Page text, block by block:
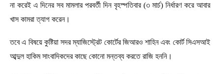
না করেই এ দিনের সব মামলার পরবর্তী দিন বৃহস্পতিবার (৩ মার্চ) নির্ধারণ করে আবার
খাস কামরা ত্যাগ করেন।
তবে এ বিষয়ে কুষ্টিয়া সদর ম্যাজিস্ট্রেট কোর্টের জিআরও শাহিন এবং কোর্ট সিএসআই
আব্দুল হাকিম সাংবাদিকদের কাছে কোনো মন্তব্য করতে রাজি হননি।